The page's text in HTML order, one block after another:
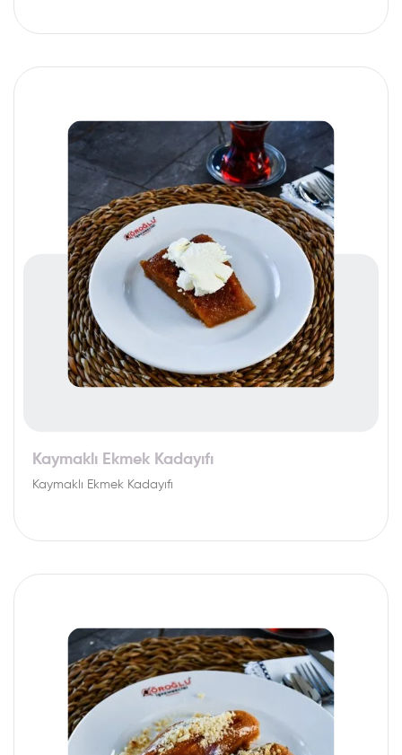
Kaymaklı Ekmek Kadayıfı
Kaymaklı Ekmek Kadayıfı